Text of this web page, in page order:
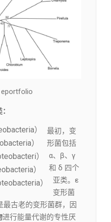
eportfolio
）
）
）
）
）
最初，变
形菌包括
α、β、γ
和 δ 四个
亚类。ε
变形菌
古老的变形菌群，因
进行能量代谢的专性厌